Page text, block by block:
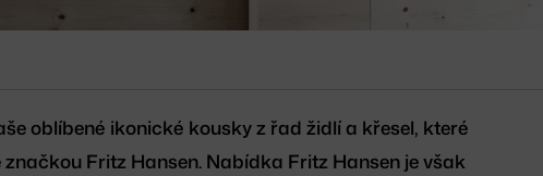
oblíbené ikonické kousky z řad židlí a křesel, které
Fritz Hansen. Nabídka Fritz Hansen je však